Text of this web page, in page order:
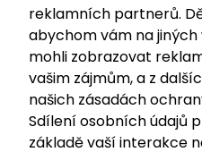
reklamních partnerů.
abychom vám na
mohli zobrazovat
vašim zájmům, a z
našich zásadách
Sdílení osobních údajů
základě vaší interakce